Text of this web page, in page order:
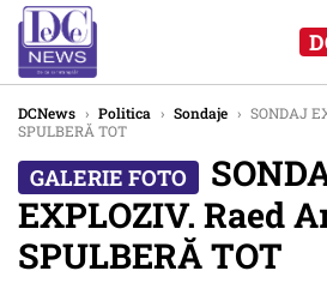
DCNews › Politica › Sondaje › SONDAJ
SPULBERĂ TOT
EXPLOZIV. Raed
SPULBERĂ TOT